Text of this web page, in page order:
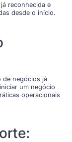
reconhecida e
desde o início.
de negócios já
um negócio
operacionais